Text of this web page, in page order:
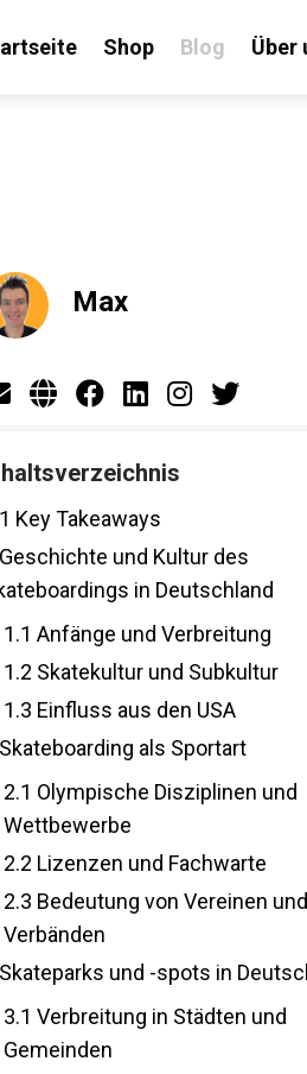
Shop Blog Über
Max
Key Takeaways
und Kultur des
in Deutschland
1.1Anfänge und Verbreitung
1.2Skatekultur und Subkultur
1.3Einfluss aus den USA
als Sportart
2.1Olympische Disziplinen und
Wettbewerbe
2.2Lizenzen und Fachwarte
2.3Bedeutung von Vereinen und
Verbänden
und -spots in
3.1Verbreitung in Städten und
Gemeinden